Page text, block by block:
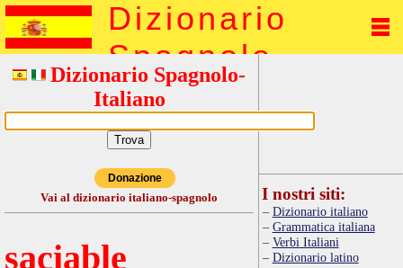
Dizionario
Spagnolo
Dizionario Spagnolo-
Italiano
Donazione
Vai al dizionario italiano-spagnolo
saciable
I nostri siti:
Dizionario italiano
Grammatica italiana
Verbi Italiani
Dizionario latino